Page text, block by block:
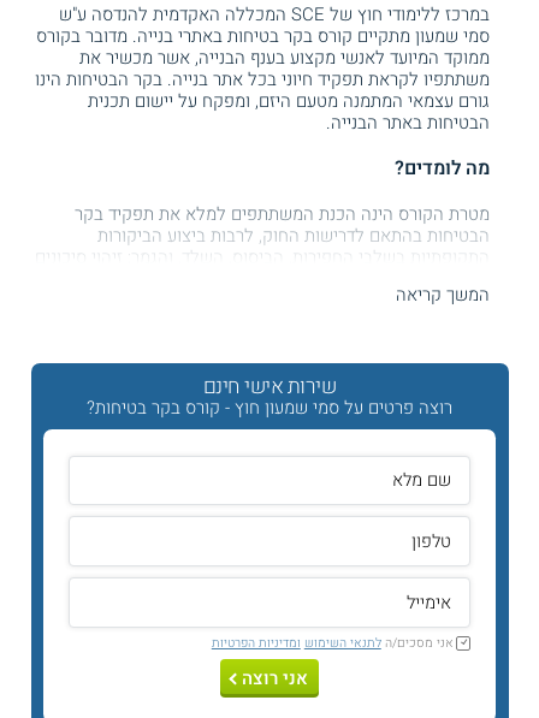
במרכז ללימודי חוץ של SCE המכללה האקדמית להנדסה ע"ש
סמי שמעון מתקיים קורס בקר בטיחות באתרי בנייה. מדובר בקורס
ממוקד המיועד לאנשי מקצוע בענף הבנייה, אשר מכשיר את
משתתפיו לקראת תפקיד חיוני בכל אתר בנייה. בקר הבטיחות הינו
גורם עצמאי המתמנה מטעם היזם, ומפקח על יישום תכנית
הבטיחות באתר הבנייה.
מה לומדים?
מטרת הקורס הינה הכנת המשתתפים למלא את תפקיד בקר
הבטיחות בהתאם לדרישות החוק, לרבות ביצוע הביקורות
התקופתיות בשלבי החפירות, הביסוס, השלד, והגמר; זיהוי סיכונים
ואמצעי המיגון לעובדים; ועריכת דו"ח ממצאים מפורט עבור הקבלן
מדוע כדאי ללמוד בקורס?
קורס בקרי בטיחות באתרי בנייה הינו קורס ממוקד המיועד לאנשי
מקצוע בענף הבנייה. החל מן התאריך 16/10/2026 יחויב כל אתר
בנייה בישראל למנות בקר בטיחות. הקורס כולל הדרכה מקצועית
והכנה יסודית לתפקיד בקר הבטיחות. כמו כן, כולל הקורס ייעוץ
וסיוע למשך שנה.
מה משך הקורס ומתכונתו?
הרביעי הינו מפגש היברידי במכללה. שעות הלימודים הינן 18:00-
21:15.
המשך קריאה
שירות אישי חינם
רוצה פרטים על סמי שמעון חוץ - קורס בקר בטיחות?
אני מסכים/הלתנאי השימוש ומדיניות הפרטיות
אני רוצה